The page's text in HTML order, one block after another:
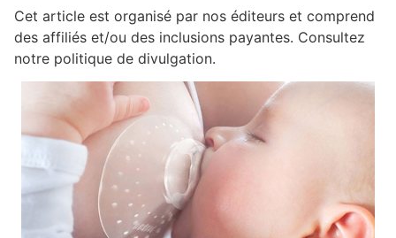
Cet article est organisé par nos éditeurs et comprend
des affiliés et/ou des inclusions payantes. Consultez
notre politique de divulgation.